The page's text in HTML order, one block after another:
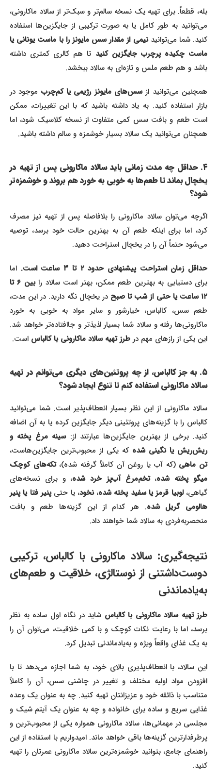
بله، قطعاً. برای تهیه یک نسخه سالم‌تر و سبک‌تر از سالاد ماکارونی،
می‌توانید به طور کامل یا به صورت ترکیبی از جایگزین‌ها استفاده
کنید. شما می‌توانیدنیمی از مقدار سس مایونز را با ماست یونانی یا
ماست چکیده پرچرب جایگزین کنیدتا هم کالری کمتری داشته
باشد و هم طعم ملس و تازه‌ای به سالاد ببخشد.
همچنین می‌توانید از سس‌های مایونز رژیمی یا کم‌چربموجود در
بازار استفاده کنید. به یاد داشته باشید که با این تغییرات، ممکن
است طعم و بافت سس کمی متفاوت از نسخه کلاسیک شود، اما
همچنان می‌توانید یک سالاد بسیار خوشمزه و سالم داشته باشید.
۴. حداقل چه مدت زمانی باید سالاد ماکارونی پس از تهیه در
یخچال بماند تا طعم‌ها به خوبی به خورد هم بروند و خوشمزه‌تر
شود؟
اگرچه می‌توان سالاد ماکارونی را بلافاصله پس از تهیه نیز مصرف
کرد، اما برای اینکه طعم آن به بهترین حالت خود برسد، توصیه
می‌شود حتماً آن را در یخچال استراحت دهید.
حداقل زمان استراحت پیشنهادی حدود ۲ تا ۳ ساعت است.
اما
برای دستیابی به بهترین طعم ممکن، بهتر است سالاد را
بین ۶ تا
در یخچال نگه دارید. در این مدت،
طعم سس، کالباس، خیارشور و سایر مواد به خوبی به خورد
ماکارونی‌ها رفته و سالاد شما بسیار لذیذتر و جاافتاده‌تر خواهد شد.
این یکی از رازهای مهم در طرز تهیه سالاد ماکارونی با کالباساست.
۵. به جز کالباس، از چه پروتئین‌های دیگری می‌توانم در تهیه
سالاد ماکارونی استفاده کنم تا تنوع ایجاد شود؟
سالاد ماکارونی از این نظر بسیار انعطاف‌پذیر است. شما می‌توانید
کالباس را با گزینه‌های پروتئینی دیگر جایگزین کرده یا به آن اضافه
کنید. برخی از بهترین جایگزین‌ها عبارتند از:سینه مرغ پخته و
ریش‌ریش یا نگینی شدهکه یکی از محبوب‌ترین جایگزین‌هاست،
تن ماهی(که آب یا روغن آن کاملاً گرفته شده)،تکه‌های کوچک
میگو پخته شده،تخم‌مرغ آب‌پز خرد شده، و برای نسخه‌های
گیاهی،لوبیا قرمز یا سفید پخته شده،نخود، یا حتیپنیر فتا یا پنیر
هالومی گریل شده. هر کدام از این گزینه‌ها طعم و بافت
منحصربه‌فردی به سالاد شما خواهند داد.
نتیجه‌گیری: سالاد ماکارونی با کالباس، ترکیبی
دوست‌داشتنی از نوستالژی، خلاقیت و طعم‌های
به‌یادماندنی
طرز تهیه سالاد ماکارونی با کالباسشاید در نگاه اول ساده به نظر
برسد، اما با رعایت نکات کوچک و با کمی خلاقیت، می‌توان آن را
به یک غذای واقعاً ویژه و به‌یادماندنی تبدیل کرد.
این سالاد، با انعطاف‌پذیری بالای خود، به شما اجازه می‌دهد تا با
افزودن مواد اولیه مختلف و تغییر در چاشنی سس، آن را کاملاً
متناسب با ذائقه خود و عزیزانتان تهیه کنید. چه به عنوان یک وعده
غذایی سریع و ساده برای خانواده و چه به عنوان یک آیتم شیک و
مجلسی در مهمانی‌ها، سالاد ماکارونی همواره یکی از محبوب‌ترین و
پرطرفدارترین گزینه‌ها باقی خواهد ماند. امیدواریم با استفاده از این
راهنمای جامع، بتوانید خوشمزه‌ترین سالاد ماکارونی عمرتان را تهیه
کنید.